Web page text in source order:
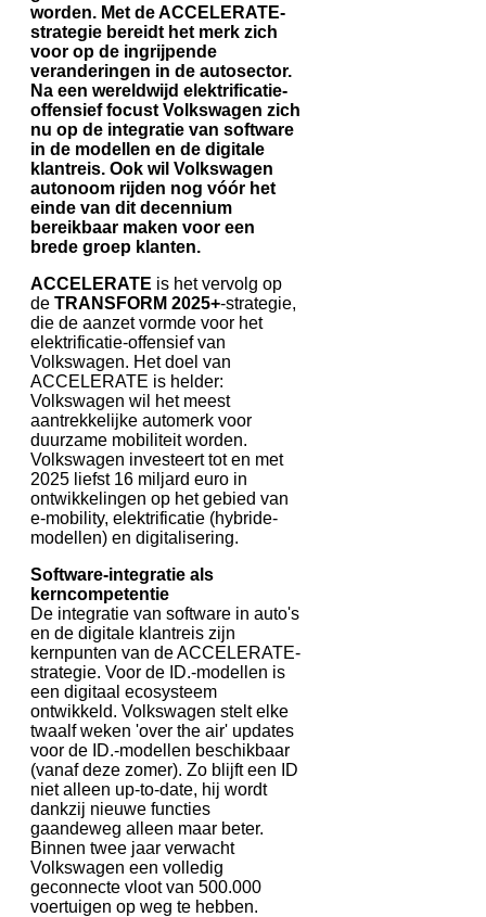
worden. Met de ACCELERATE-
strategie bereidt het merk zich
voor op de ingrijpende
veranderingen in de autosector.
Na een wereldwijd elektrificatie-
offensief focust Volkswagen zich
nu op de integratie van software
in de modellen en de digitale
klantreis. Ook wil Volkswagen
autonoom rijden nog vóór het
einde van dit decennium
bereikbaar maken voor een
brede groep klanten.
ACCELERATE is het vervolg op
de TRANSFORM 2025+-strategie,
die de aanzet vormde voor het
elektrificatie-offensief van
Volkswagen. Het doel van
ACCELERATE is helder:
Volkswagen wil het meest
aantrekkelijke automerk voor
duurzame mobiliteit worden.
Volkswagen investeert tot en met
2025 liefst 16 miljard euro in
ontwikkelingen op het gebied van
e-mobility, elektrificatie (hybride-
modellen) en digitalisering.
Software-integratie als
kerncompetentie
De integratie van software in auto's
en de digitale klantreis zijn
kernpunten van de ACCELERATE-
strategie. Voor de ID.-modellen is
een digitaal ecosysteem
ontwikkeld. Volkswagen stelt elke
twaalf weken 'over the air' updates
voor de ID.-modellen beschikbaar
(vanaf deze zomer). Zo blijft een ID
niet alleen up-to-date, hij wordt
dankzij nieuwe functies
gaandeweg alleen maar beter.
Binnen twee jaar verwacht
Volkswagen een volledig
geconnecte vloot van 500.000
voertuigen op weg te hebben.